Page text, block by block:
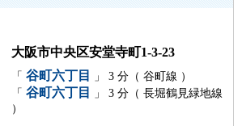
大阪市中央区安堂寺町1-3-23
「 谷町六丁目
」 3 分（ 谷町線 ）
「 谷町六丁目
」 3 分（ 長堀鶴見緑地線
）